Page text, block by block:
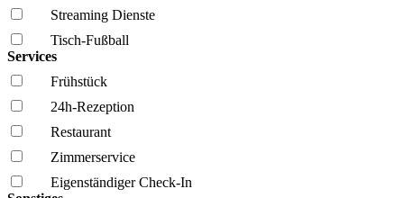
Streaming Dienste
Tisch-Fußball
Services
Frühstück
24h-Rezeption
Restaurant
Zimmerservice
Eigenständiger Check-In